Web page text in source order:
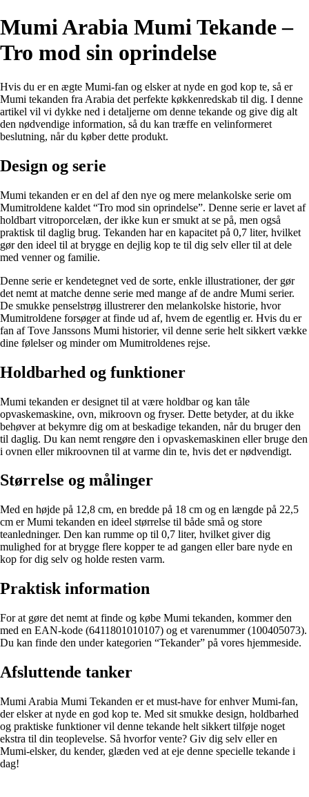
Mumi Arabia Mumi Tekande –
Tro mod sin oprindelse
Hvis du er en ægte Mumi-fan og elsker at nyde en god kop te, så er
Mumi tekanden fra Arabia det perfekte køkkenredskab til dig. I denne
artikel vil vi dykke ned i detaljerne om denne tekande og give dig alt
den nødvendige information, så du kan træffe en velinformeret
beslutning, når du køber dette produkt.
Design og serie
Mumi tekanden er en del af den nye og mere melankolske serie om
Mumitroldene kaldet “Tro mod sin oprindelse”. Denne serie er lavet af
holdbart vitroporcelæn, der ikke kun er smukt at se på, men også
praktisk til daglig brug. Tekanden har en kapacitet på 0,7 liter, hvilket
gør den ideel til at brygge en dejlig kop te til dig selv eller til at dele
med venner og familie.
Denne serie er kendetegnet ved de sorte, enkle illustrationer, der gør
det nemt at matche denne serie med mange af de andre Mumi serier.
De smukke penselstrøg illustrerer den melankolske historie, hvor
Mumitroldene forsøger at finde ud af, hvem de egentlig er. Hvis du er
fan af Tove Janssons Mumi historier, vil denne serie helt sikkert vække
dine følelser og minder om Mumitroldenes rejse.
Holdbarhed og funktioner
Mumi tekanden er designet til at være holdbar og kan tåle
opvaskemaskine, ovn, mikroovn og fryser. Dette betyder, at du ikke
behøver at bekymre dig om at beskadige tekanden, når du bruger den
til daglig. Du kan nemt rengøre den i opvaskemaskinen eller bruge den
i ovnen eller mikroovnen til at varme din te, hvis det er nødvendigt.
Størrelse og målinger
Med en højde på 12,8 cm, en bredde på 18 cm og en længde på 22,5
cm er Mumi tekanden en ideel størrelse til både små og store
teanledninger. Den kan rumme op til 0,7 liter, hvilket giver dig
mulighed for at brygge flere kopper te ad gangen eller bare nyde en
kop for dig selv og holde resten varm.
Praktisk information
For at gøre det nemt at finde og købe Mumi tekanden, kommer den
med en EAN-kode (6411801010107) og et varenummer (100405073).
Du kan finde den under kategorien “Tekander” på vores hjemmeside.
Afsluttende tanker
Mumi Arabia Mumi Tekanden er et must-have for enhver Mumi-fan,
der elsker at nyde en god kop te. Med sit smukke design, holdbarhed
og praktiske funktioner vil denne tekande helt sikkert tilføje noget
ekstra til din teoplevelse. Så hvorfor vente? Giv dig selv eller en
Mumi-elsker, du kender, glæden ved at eje denne specielle tekande i
dag!